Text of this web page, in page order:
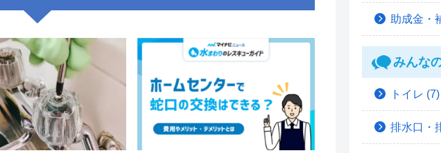
助成金・
みんな
トイレ (7)
排水口・